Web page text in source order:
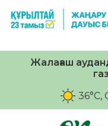
Жалағаш
36°C,